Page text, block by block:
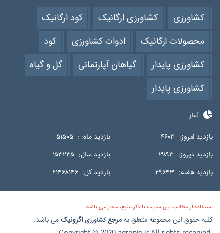
کشاورزی کشاورزی ارگانیک
کود ارگانیک
محصولات ارگانیک
ادوات کشاورزی
کود
کشاورزی پایدار
گیاهان آپارتمانی
گل و گیاه
کشاورزی پایدار
آمار
بازدید امروز: ۴۶۰۳ بازدید ماه: : ۵۱۵۰۵
بازدید دیروز: ۳۸۹۳ بازدید سال: ۱۵۳۲۳۵
بازدید هفته: ۲۹۶۴۳ بازدید کل: ۲۱۴۶۸۱۴۶
استفاده از مطالب این سایت با ذکر منبع، مجاز می باشد.
کلیه حقوق این مجموعه متعلق بهمرجعکشاورزی اگرونیکمی باشد.